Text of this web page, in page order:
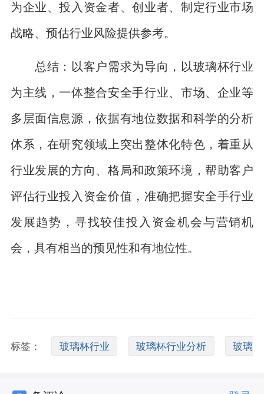
为企业、投入资金者、创业者、制定行业市场
战略、预估行业风险提供参考。
总结：以客户需求为导向，以玻璃杯行业
为主线，一体整合安全手行业、市场、企业等
多层面信息源，依据有地位数据和科学的分析
体系，在研究领域上突出整体化特色，着重从
行业发展的方向、格局和政策环境，帮助客户
评估行业投入资金价值，准确把握安全手行业
发展趋势，寻找较佳投入资金机会与营销机
会，具有相当的预见性和有地位性。
标签： 玻璃杯行业 玻璃杯行业分析 玻璃